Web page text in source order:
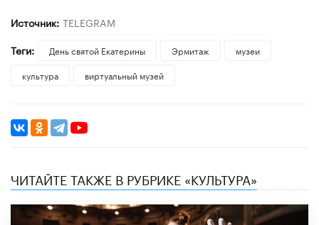
Источник: TELEGRAM
Теги:
День святой Екатерины Эрмитаж
музеи
культура
виртуальный музей
ЧИТАЙТЕ ТАКЖЕ В РУБРИКЕ «КУЛЬТУРА»